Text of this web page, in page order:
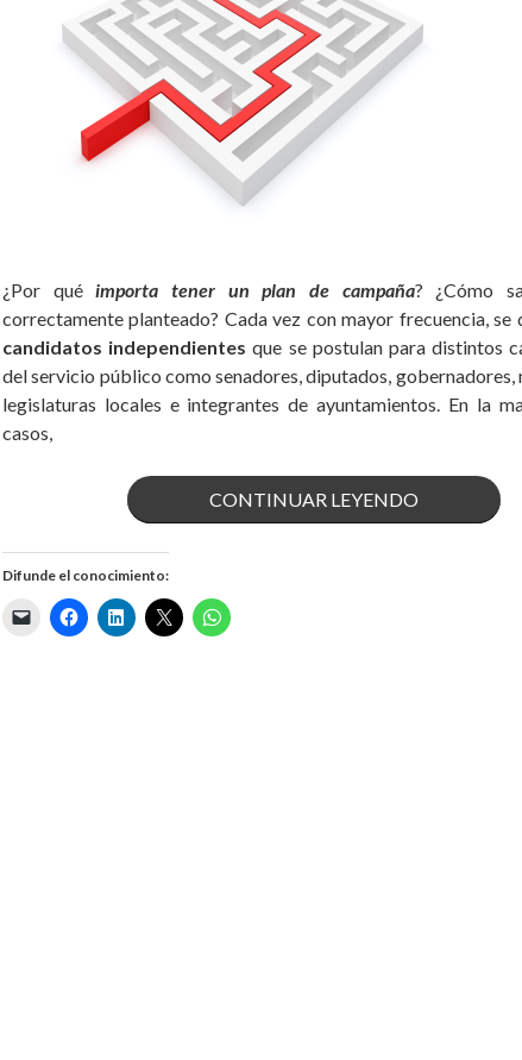
¿Por quéimporta tener unplan de campaña? ¿Cómo
correctamente planteado? Cada vez con mayor frecuencia, se
candidatos independientes que se postulan para distintos
del servicio público como senadores, diputados, gobernadores,
legislaturas locales e integrantes de ayuntamientos. En la
casos,
CONTINUAR LEYENDO
Difunde el conocimiento: